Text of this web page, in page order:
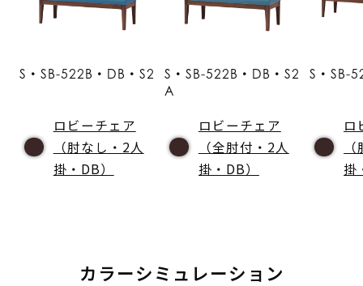
S・SB-522B・DB・S2
ロビーチェア
（肘なし・2人
掛・DB）
S・SB-522B・DB・S2
A
ロビーチェア
（全肘付・2人
掛・DB）
S・SB-
ロ
掛
カラーシミュレーション